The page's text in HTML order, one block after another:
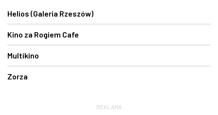
Helios (Galeria Rzeszów)
Kino za Rogiem Cafe
Multikino
Zorza
REKLAMA